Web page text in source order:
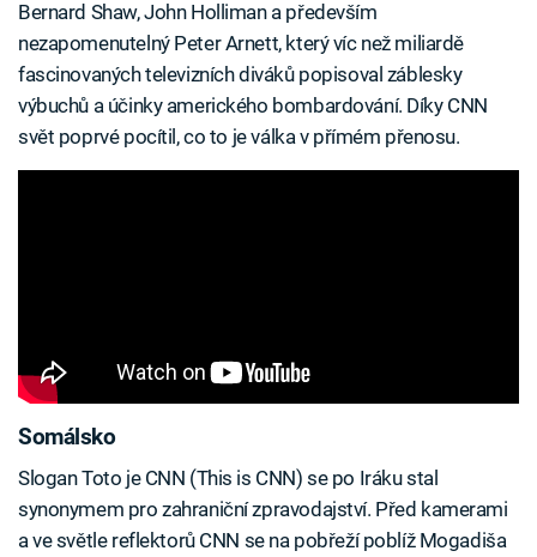
Bernard Shaw, John Holliman a především
nezapomenutelný Peter Arnett, který víc než miliardě
fascinovaných televizních diváků popisoval záblesky
výbuchů a účinky amerického bombardování. Díky CNN
svět poprvé pocítil, co to je válka v přímém přenosu.
Somálsko
Slogan Toto je CNN (This is CNN) se po Iráku stal
synonymem pro zahraniční zpravodajství. Před kamerami
a ve světle reflektorů CNN se na pobřeží poblíž Mogadiša